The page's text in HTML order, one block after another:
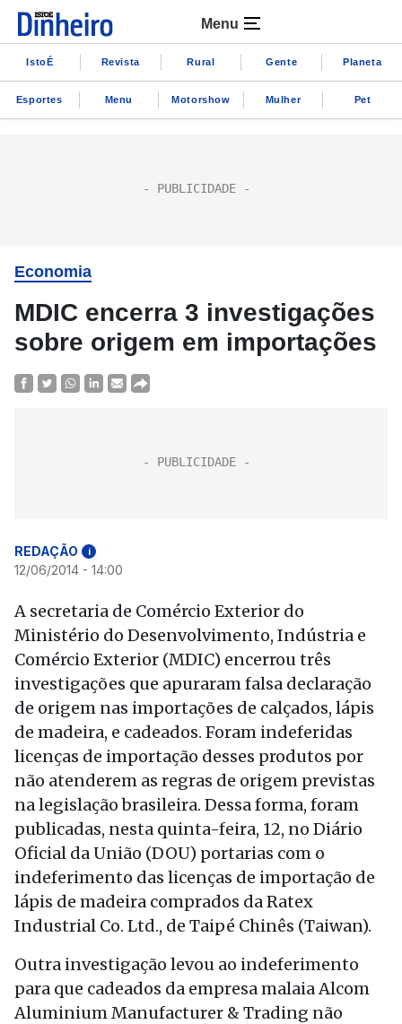
Menu
IstoÉ Revista Rural Gente Planeta
Esportes Menu Motorshow Mulher Pet
Economia
MDIC encerra 3 investigações
sobre origem em importações
REDAÇÃO i
12/06/2014 - 14:00
A secretaria de Comércio Exterior do
Ministério do Desenvolvimento, Indústria e
Comércio Exterior (MDIC) encerrou três
investigações que apuraram falsa declaração
de origem nas importações de calçados, lápis
de madeira, e cadeados. Foram indeferidas
licenças de importação desses produtos por
não atenderem as regras de origem previstas
na legislação brasileira. Dessa forma, foram
publicadas, nesta quinta-feira, 12, no Diário
Oficial da União (DOU) portarias com o
indeferimento das licenças de importação de
lápis de madeira comprados da Ratex
Industrial Co. Ltd., de Taipé Chinês (Taiwan).
Outra investigação levou ao indeferimento
para que cadeados da empresa malaia Alcom
Aluminium Manufacturer & Trading não